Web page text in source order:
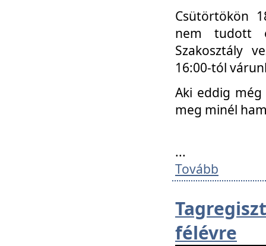
Csütörtökön
nem tudott
Szakosztály
16:00-tól
Aki eddig
meg minél
...
Tovább
félévre